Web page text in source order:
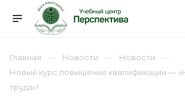
Главная Новости
Новости
Новый курс повышения квалификации —
труда»!